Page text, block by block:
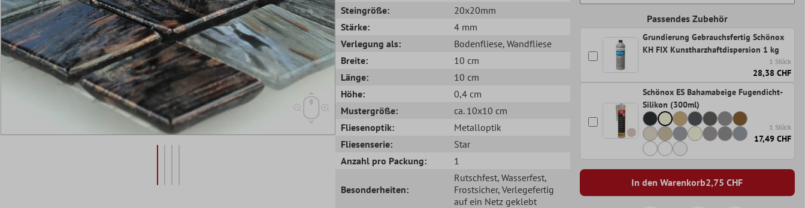
Steingröße:
20x20mm
Stärke:
4 mm
Verlegung als:
Bodenfliese, Wandfliese
Breite:
10 cm
Länge:
10 cm
Höhe:
0,4 cm
Mustergröße:
ca. 10x10 cm
Fliesenoptik:
Metalloptik
Fliesenserie:
Star
Anzahl pro Packung:
1
Besonderheiten:
Rutschfest, Wasserfest,
Frostsicher, Verlegefertig
auf ein Netz geklebt
Passendes Zubehör
Grundierung Gebrauchsfertig Schönox
KH FIX Kunstharzhaftdispersion 1 kg
1 Stück
28,38 CHF
Schönox ES Bahamabeige Fugendicht-
Silikon (300ml)
1 Stück
17,49 CHF
In den Warenkorb2,75 CHF